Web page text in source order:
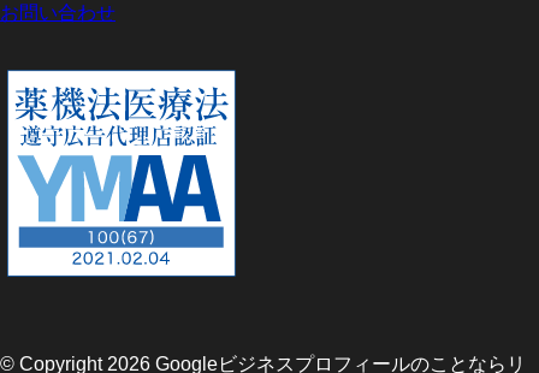
お問い合わせ
© Copyright 2026 Googleビジネスプロフィールのことならリ